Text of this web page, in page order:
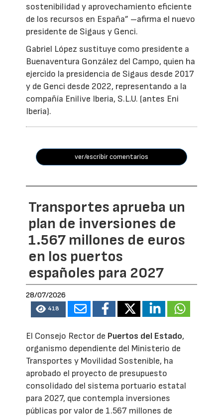
sostenibilidad y aprovechamiento eficiente
de los recursos en España” –afirma el nuevo
presidente de Sigaus y Genci.
Gabriel López sustituye como presidente a
Buenaventura González del Campo, quien ha
ejercido la presidencia de Sigaus desde 2017
y de Genci desde 2022, representando a la
compañía Enilive Iberia, S.L.U. (antes Eni
Iberia).
ver/escribir comentarios
Transportes aprueba un
plan de inversiones de
1.567 millones de euros
en los puertos
españoles para 2027
28/07/2026
418
El Consejo Rector de Puertos del Estado,
organismo dependiente del Ministerio de
Transportes y Movilidad Sostenible, ha
aprobado el proyecto de presupuesto
consolidado del sistema portuario estatal
para 2027, que contempla inversiones
públicas por valor de 1.567 millones de